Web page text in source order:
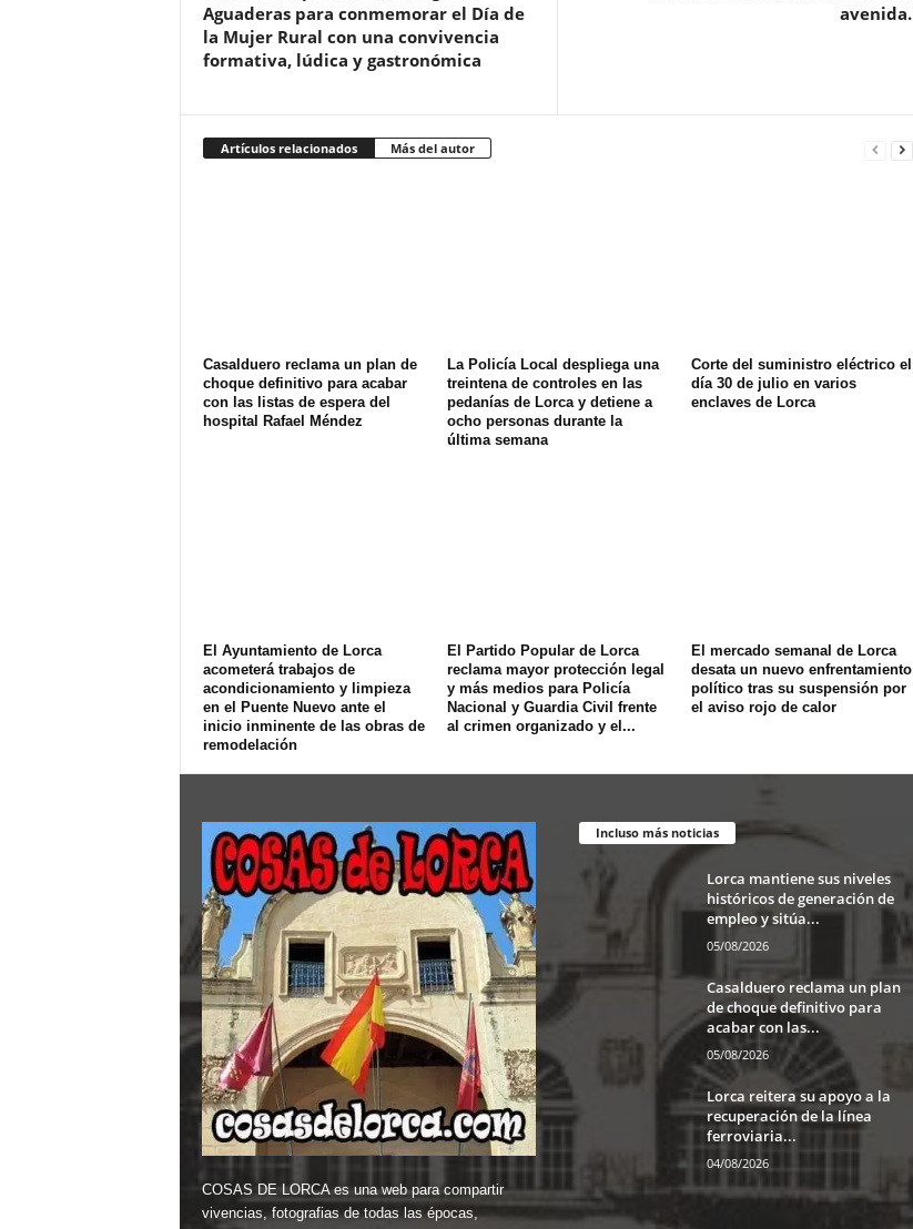
Aguaderas para conmemorar el Día de
la Mujer Rural con una convivencia
formativa, lúdica y gastronómica
avenida.
Artículos relacionados Más del autor
Casalduero reclama un plan de
choque definitivo para acabar
con las listas de espera del
hospital Rafael Méndez
La Policía Local despliega una
treintena de controles en las
pedanías de Lorca y detiene a
ocho personas durante la
última semana
Corte del suministro eléctrico el
día 30 de julio en varios
enclaves de Lorca
El Ayuntamiento de Lorca
acometerá trabajos de
acondicionamiento y limpieza
en el Puente Nuevo ante el
inicio inminente de las obras de
remodelación
El Partido Popular de Lorca
reclama mayor protección legal
y más medios para Policía
Nacional y Guardia Civil frente
al crimen organizado y el...
El mercado semanal de Lorca
desata un nuevo enfrentamiento
político tras su suspensión por
el aviso rojo de calor
COSAS DE LORCA es una web para compartir
vivencias, fotografias de todas las épocas,
Incluso más noticias
Lorca mantiene sus niveles
históricos de generación de
empleo y sitúa...
05/08/2026
Casalduero reclama un plan
de choque definitivo para
acabar con las...
05/08/2026
Lorca reitera su apoyo a la
recuperación de la línea
ferroviaria...
04/08/2026